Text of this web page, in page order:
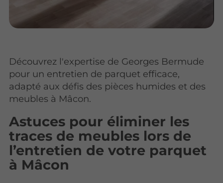
Découvrez l'expertise de Georges Bermude
pour un entretien de parquet efficace,
adapté aux défis des pièces humides et des
meubles à Mâcon.
Astuces pour éliminer les
traces de meubles lors de
l’entretien de votre parquet
à Mâcon